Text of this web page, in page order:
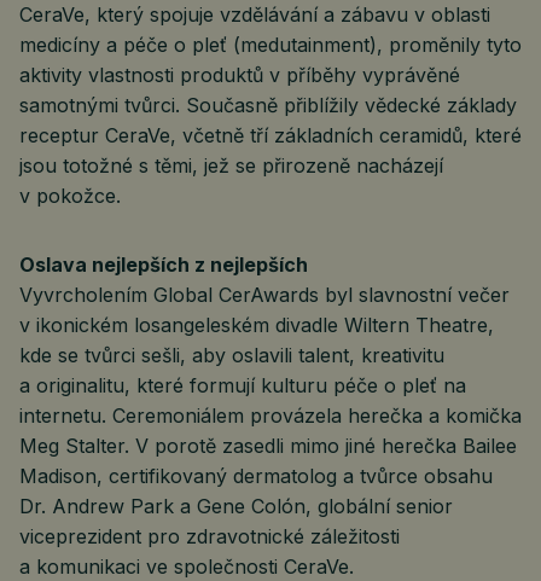
CeraVe, který spojuje vzdělávání a zábavu v oblasti
medicíny a péče o pleť (medutainment), proměnily tyto
aktivity vlastnosti produktů v příběhy vyprávěné
samotnými tvůrci. Současně přiblížily vědecké základy
receptur CeraVe, včetně tří základních ceramidů, které
jsou totožné s těmi, jež se přirozeně nacházejí
v pokožce.
Oslava nejlepších z nejlepších
Vyvrcholením Global CerAwards byl slavnostní večer
v ikonickém losangeleském divadle Wiltern Theatre,
kde se tvůrci sešli, aby oslavili talent, kreativitu
a originalitu, které formují kulturu péče o pleť na
internetu. Ceremoniálem provázela herečka a komička
Meg Stalter. V porotě zasedli mimo jiné herečka Bailee
Madison, certifikovaný dermatolog a tvůrce obsahu
Dr. Andrew Park a Gene Colón, globální senior
viceprezident pro zdravotnické záležitosti
a komunikaci ve společnosti CeraVe.